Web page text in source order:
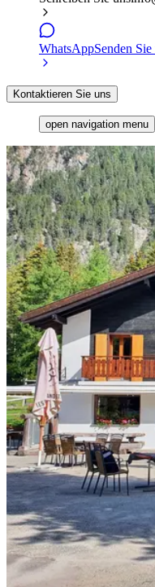
WhatsAppSenden
Kontaktieren Sie uns
open navigation menu